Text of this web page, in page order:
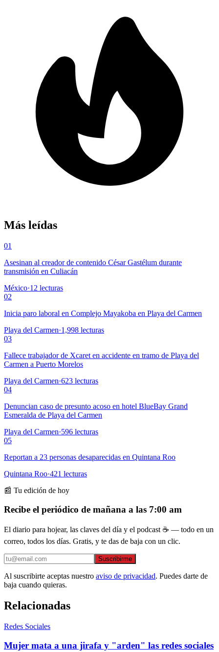
Más leídas
01
Asesinan al creador de contenido César Gastélum durante
transmisión en Culiacán
México·12 lecturas
02
Inicia paro laboral en Complejo Mayakoba en Playa del Carmen
Playa del Carmen·1,998 lecturas
03
Fallece trabajador de Xcaret en accidente en tramo de Playa del
Carmen a Puerto Morelos
Playa del Carmen·623 lecturas
04
Denuncian caso de presunto acoso en hotel BlueBay Grand
Esmeralda de Playa del Carmen
Playa del Carmen·596 lecturas
05
Reportan a 23 personas desaparecidas en Quintana Roo
Quintana Roo·421 lecturas
📰 Tu edición de hoy
Recibe el periódico de mañana a las 7:00 am
El diario para hojear, las claves del día y el podcast ☕ — todo en un
correo, todos los días. Gratis, y te das de baja con un clic.
Suscribirme
Al suscribirte aceptas nuestro aviso de privacidad. Puedes darte de
baja cuando quieras.
Relacionadas
Redes Sociales
Mujer mata a una jirafa y "arden" las redes sociales